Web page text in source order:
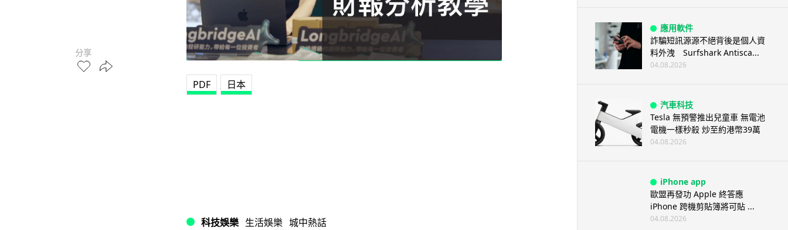
分享
PDF 日本
科技娛樂 生活娛樂 城中熱話
應用軟件
詐騙短訊源源不絕背後是個人資
料外洩 Surfshark Antisca...
04.08.2026
汽車科技
Tesla 無預警推出兒童車 無電池
電機一樣秒殺 炒至約港幣39萬
04.08.2026
iPhone app
歐盟再發功 Apple 終答應
iPhone 跨機剪貼簿將可貼 ...
04.08.2026